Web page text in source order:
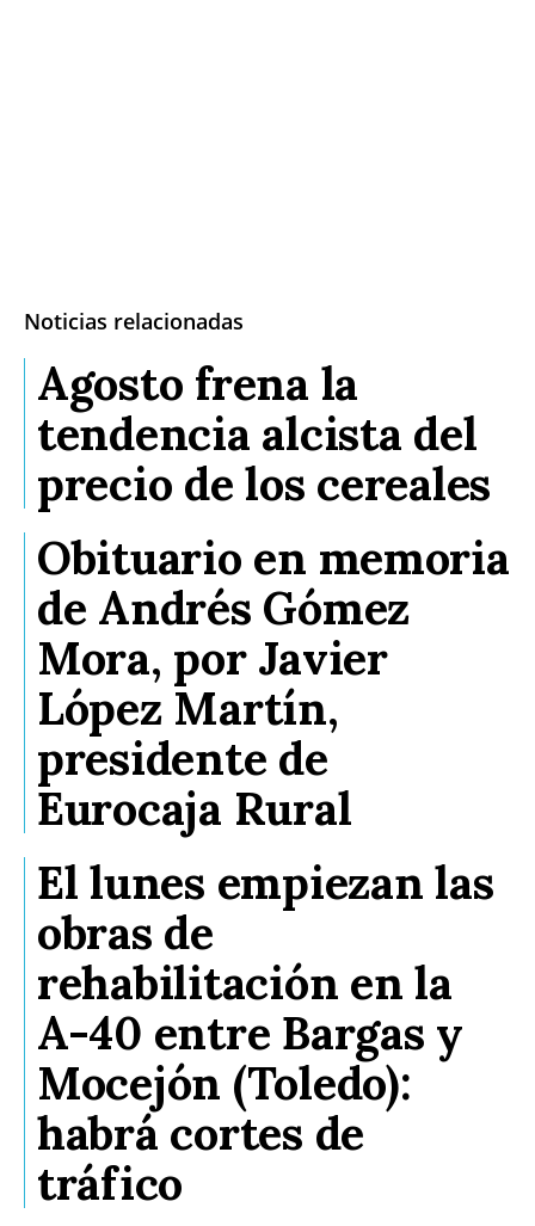
Noticias relacionadas
Agosto frena la
tendencia alcista del
precio de los cereales
Obituario en memoria
de Andrés Gómez
Mora, por Javier
López Martín,
presidente de
Eurocaja Rural
El lunes empiezan las
obras de
rehabilitación en la
A-40 entre Bargas y
Mocejón (Toledo):
habrá cortes de
tráfico